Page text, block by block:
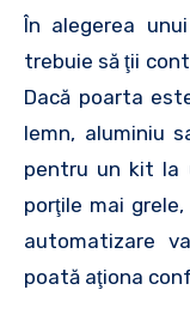
În alegerea
trebuie să ţii
Dacă poarta
lemn, aluminiu
pentru un kit la
porţile mai
automatizare
poată aţiona